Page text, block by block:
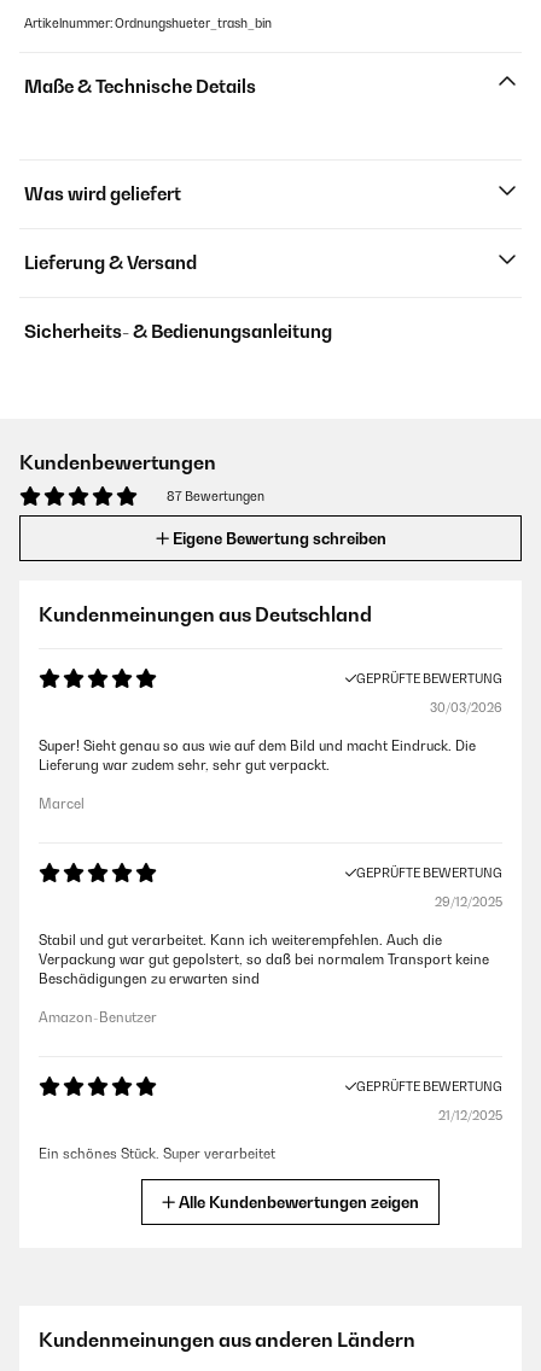
Artikelnummer: Ordnungshueter_trash_bin
Maße & Technische Details
Was wird geliefert
Lieferung & Versand
Sicherheits- & Bedienungsanleitung
Kundenbewertungen
87 Bewertungen
Eigene Bewertung schreiben
Kundenmeinungen aus Deutschland
GEPRÜFTE BEWERTUNG
30/03/2026
Super! Sieht genau so aus wie auf dem Bild und macht Eindruck. Die
Lieferung war zudem sehr, sehr gut verpackt.
Marcel
GEPRÜFTE BEWERTUNG
29/12/2025
Stabil und gut verarbeitet. Kann ich weiterempfehlen. Auch die
Verpackung war gut gepolstert, so daß bei normalem Transport keine
Beschädigungen zu erwarten sind
Amazon-Benutzer
GEPRÜFTE BEWERTUNG
21/12/2025
Ein schönes Stück. Super verarbeitet
Die Verarbeitung ist hochwertig und der Eimer wirkt sehr stabil.
Besonders gut gefällt mir das durchdachte Design – der Deckel schließt
Alle Kundenbewertungen zeigen
Kundenmeinungen aus anderen Ländern